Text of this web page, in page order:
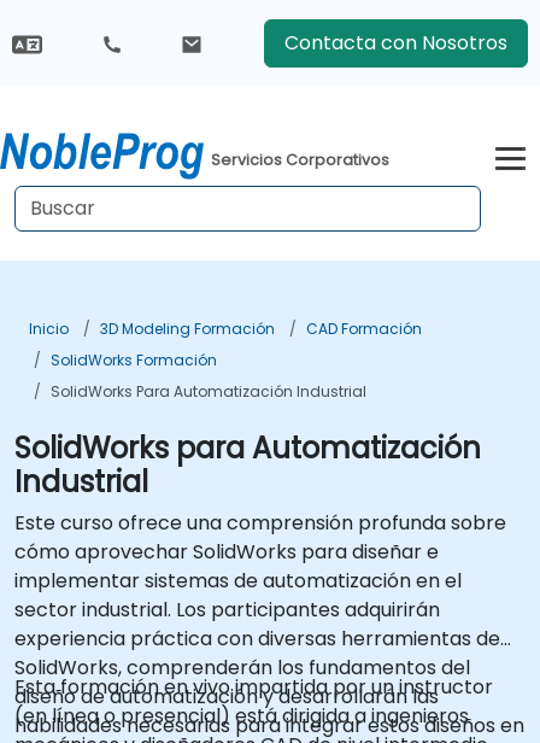
Contacta con Nosotros
Servicios Corporativos
Inicio 3D Modeling Formación
CAD Formación
SolidWorks Formación
SolidWorks Para Automatización Industrial
SolidWorks para Automatización
Industrial
Este curso ofrece una comprensión profunda sobre
cómo aprovechar SolidWorks para diseñar e
implementar sistemas de automatización en el
sector industrial. Los participantes adquirirán
experiencia práctica con diversas herramientas de
SolidWorks, comprenderán los fundamentos del
diseño de automatización y desarrollarán las
habilidades necesarias para integrar estos diseños en
Esta formación en vivo impartida por un instructor
(en línea o presencial) está dirigida a ingenieros